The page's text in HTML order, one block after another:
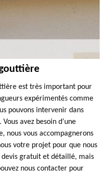
est très important pour
expérimentés comme
pouvons intervenir dans
avez besoin d’une
nous vous accompagnerons
votre projet pour que nous
devis gratuit et détaillé, mais
nous contacter pour